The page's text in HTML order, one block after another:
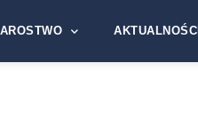
AKTUALNOŚCI